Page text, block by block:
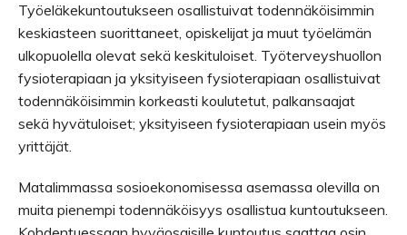
Työeläkekuntoutukseen osallistuivat todennäköisimmin
keskiasteen suorittaneet, opiskelijat ja muut työelämän
ulkopuolella olevat sekä keskituloiset. Työterveyshuollon
fysioterapiaan ja yksityiseen fysioterapiaan osallistuivat
todennäköisimmin korkeasti koulutetut, palkansaajat
sekä hyvätuloiset; yksityiseen fysioterapiaan usein myös
yrittäjät.
Matalimmassa sosioekonomisessa asemassa olevilla on
muita pienempi todennäköisyys osallistua kuntoutukseen.